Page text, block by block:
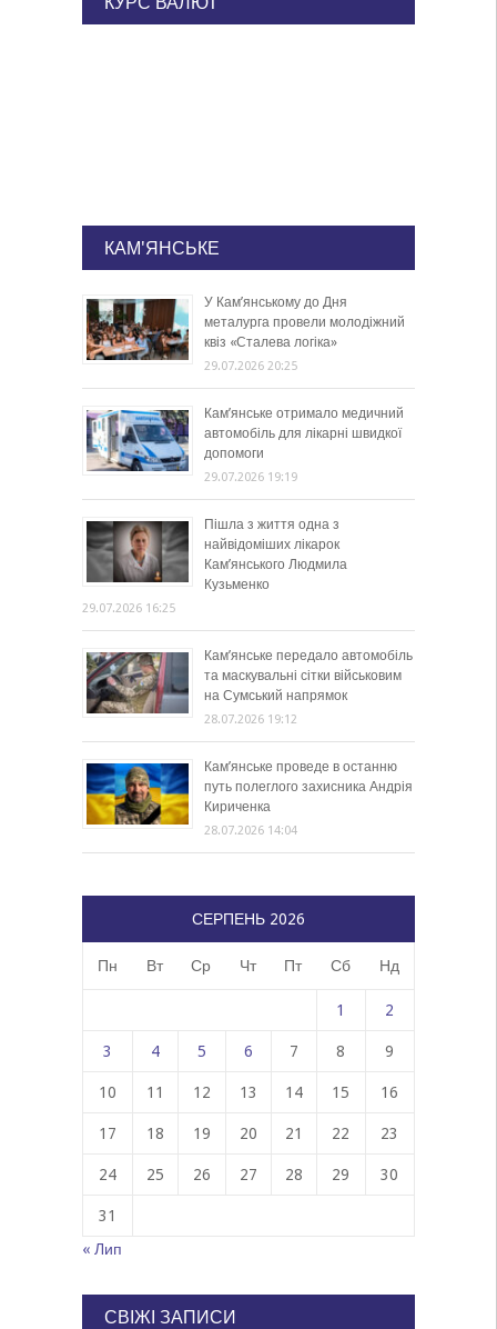
КАМ'ЯНСЬКЕ
У Кам’янському до Дня
металурга провели молодіжний
квіз «Сталева логіка»
29.07.2026 20:25
Кам’янське отримало медичний
автомобіль для лікарні швидкої
допомоги
29.07.2026 19:19
Пішла з життя одна з
найвідоміших лікарок
Кам’янського Людмила
Кузьменко
29.07.2026 16:25
Кам’янське передало автомобіль
та маскувальні сітки військовим
на Сумський напрямок
28.07.2026 19:12
Кам’янське проведе в останню
путь полеглого захисника Андрія
Кириченка
28.07.2026 14:04
СЕРПЕНЬ 2026
Пн Вт Ср Чт Пт Сб Нд
1 2
3 4 5 6 7 8 9
10 11 12 13 14 15 16
17 18 19 20 21 22 23
24 25 26 27 28 29 30
31
« Лип
СВІЖІ ЗАПИСИ